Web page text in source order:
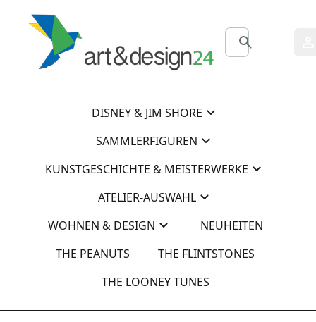
DISNEY & JIM SHORE
SAMMLERFIGUREN
KUNSTGESCHICHTE & MEISTERWERKE
ATELIER-AUSWAHL
WOHNEN & DESIGN
NEUHEITEN
THE PEANUTS
THE FLINTSTONES
THE LOONEY TUNES